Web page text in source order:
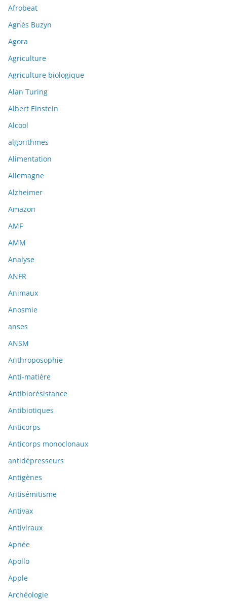
Afrobeat
Agnès Buzyn
Agora
Agriculture
Agriculture biologique
Alan Turing
Albert Einstein
Alcool
algorithmes
Alimentation
Allemagne
Alzheimer
Amazon
AMF
AMM
Analyse
ANFR
Animaux
Anosmie
anses
ANSM
Anthroposophie
Anti-matière
Antibiorésistance
Antibiotiques
Anticorps
Anticorps monoclonaux
antidépresseurs
Antigènes
Antisémitisme
Antivax
Antiviraux
Apnée
Apollo
Apple
Archéologie